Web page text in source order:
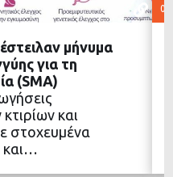
μήνυμα
για τη
(SMA)
και
στοχευμένα
και…